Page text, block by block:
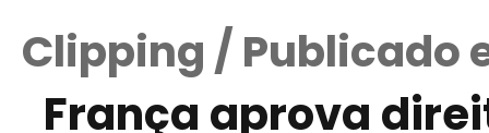
Clipping / Publicado
França aprova